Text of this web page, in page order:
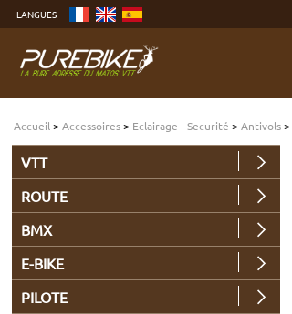
contenu
menu
Aller
LANGUES
Accueil >Accessoires> Eclairage - Securité >Antivols>
VTT
ROUTE
BMX
E-BIKE
PILOTE